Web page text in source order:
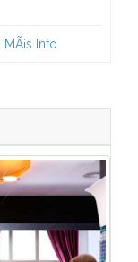
MÃ¡s Info